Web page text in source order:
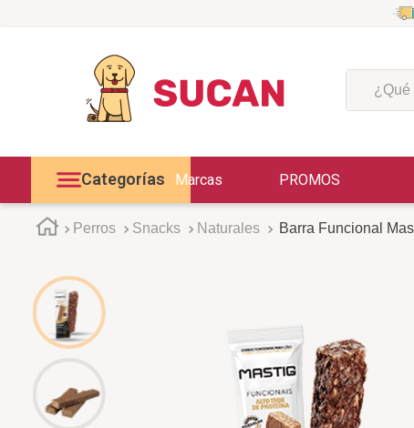
¿Qué
Categorías Marcas PROMOS
Perros Snacks Naturales Barra Funcional